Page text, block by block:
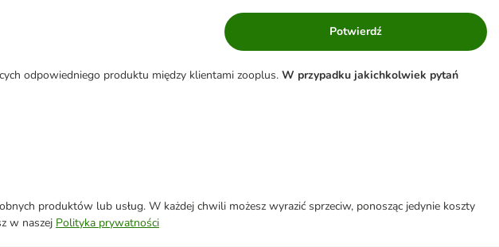
Potwierdź
odpowiedniego produktu między klientami zooplus. W przypadku jakichkolwiek pytań
produktów lub usług. W każdej chwili możesz wyrazić sprzeciw, ponosząc jedynie koszty
w naszej Polityka prywatności